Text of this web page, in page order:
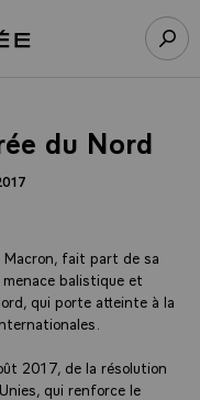
l’accueil Élysée
du Nord
Macron, fait part de sa
balistique et
qui porte atteinte à la
2017, de la résolution
qui renforce le